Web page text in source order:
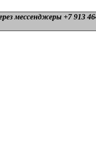
мессенджеры +7 913